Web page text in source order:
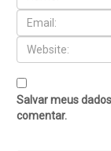
Salvar meus
comentar.